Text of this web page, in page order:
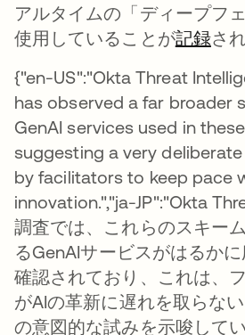
アルタイムの「ディープフ
使用していることが記録さ
{"en-US":"Okta Threat
has observed a far broader
GenAI services used in
suggesting a very
by facilitators to keep pace
innovation.","ja-JP":"Okta
調査では、これらのスキー
るGenAIサービスがはるか
確認されており、これは、
がAIの革新に遅れを取らな
の意図的な試みを示唆して